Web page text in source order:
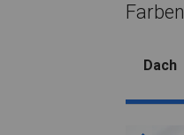
Farben
Dach